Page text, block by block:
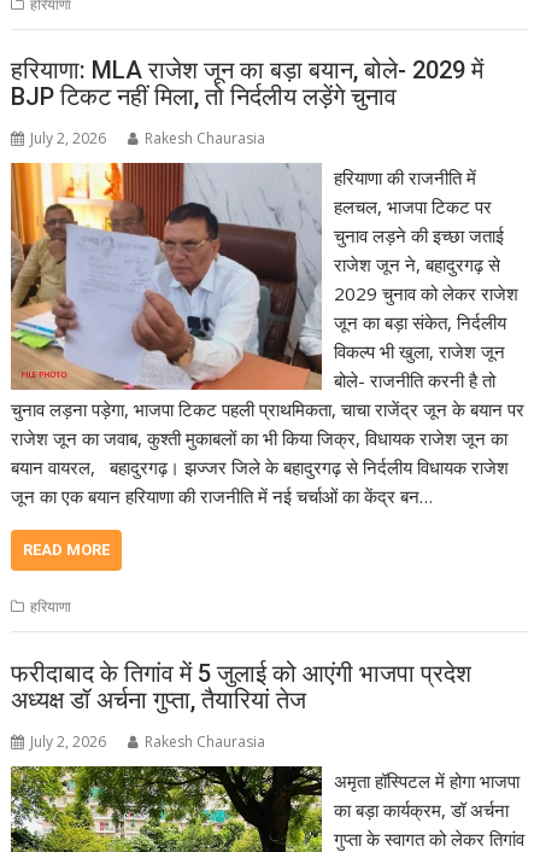
हरियाणा: MLA राजेश जून का बड़ा बयान, बोले- 2029 में
BJP टिकट नहीं मिला, तो निर्दलीय लड़ेंगे चुनाव
July 2, 2026 Rakesh Chaurasia
हरियाणा की राजनीति में
हलचल, भाजपा टिकट पर
चुनाव लड़ने की इच्छा जताई
राजेश जून ने, बहादुरगढ़ से
2029 चुनाव को लेकर राजेश
जून का बड़ा संकेत, निर्दलीय
विकल्प भी खुला, राजेश जून
बोले- राजनीति करनी है तो
चुनाव लड़ना पड़ेगा, भाजपा टिकट पहली प्राथमिकता, चाचा राजेंद्र जून के बयान पर
राजेश जून का जवाब, कुश्ती मुकाबलों का भी किया जिक्र, विधायक राजेश जून का
बयान वायरल, बहादुरगढ़। झज्जर जिले के बहादुरगढ़ से निर्दलीय विधायक राजेश
जून का एक बयान हरियाणा की राजनीति में नई चर्चाओं का केंद्र बन…
READ MORE
हरियाणा
फरीदाबाद के तिगांव में 5 जुलाई को आएंगी भाजपा प्रदेश
अध्यक्ष डॉ अर्चना गुप्ता, तैयारियां तेज
July 2, 2026 Rakesh Chaurasia
अमृता हॉस्पिटल में होगा भाजपा
का बड़ा कार्यक्रम, डॉ अर्चना
गुप्ता के स्वागत को लेकर तिगांव